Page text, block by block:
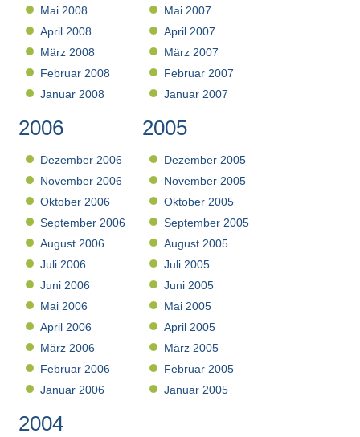
Mai 2008
April 2008
März 2008
Februar 2008
Januar 2008
Mai 2007
April 2007
März 2007
Februar 2007
Januar 2007
2006
Dezember 2006
November 2006
Oktober 2006
September 2006
August 2006
Juli 2006
Juni 2006
Mai 2006
April 2006
März 2006
Februar 2006
Januar 2006
2005
Dezember 2005
November 2005
Oktober 2005
September 2005
August 2005
Juli 2005
Juni 2005
Mai 2005
April 2005
März 2005
Februar 2005
Januar 2005
2004